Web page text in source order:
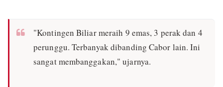
"Kontingen Biliar meraih 9 emas, 3 perak dan 4
perunggu. Terbanyak dibanding Cabor lain. Ini
sangat membanggakan," ujarnya.